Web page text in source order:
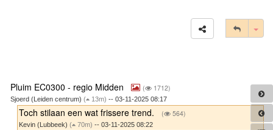
Pluim EC0300 - regio Midden ( 1712)
Sjoerd (Leiden centrum) ( 13m) -- 03-11-2025 08:17
Toch stilaan een wat frissere trend. ( 564)
Kevin (Lubbeek) ( 70m) -- 03-11-2025 08:22